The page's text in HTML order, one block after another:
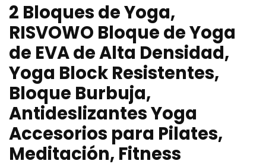
2 Bloques de Yoga,
RISVOWO Bloque de Yoga
de EVA de Alta Densidad,
Yoga Block Resistentes,
Bloque Burbuja,
Antideslizantes Yoga
Accesorios para Pilates,
Meditación, Fitness